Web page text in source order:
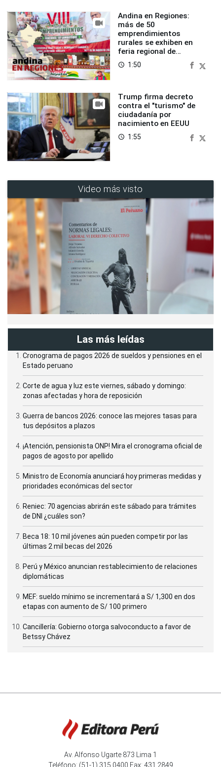
Andina en Regiones:
más de 50
emprendimientos
rurales se exhiben en
feria regional de
Foncodes
access_time 1:50
Trump firma decreto
contra el "turismo" de
ciudadanía por
nacimiento en EEUU
access_time 1:55
Video más visto
Las más leídas
Cronograma de pagos 2026 de sueldos y pensiones en el
Estado peruano
Corte de agua y luz este viernes, sábado y domingo:
zonas afectadas y hora de reposición
Guerra de bancos 2026: conoce las mejores tasas para
tus depósitos a plazos
¡Atención, pensionista ONP! Mira el cronograma oficial de
pagos de agosto por apellido
Ministro de Economía anunciará hoy primeras medidas y
prioridades económicas del sector
Reniec: 70 agencias abrirán este sábado para trámites
de DNI ¿cuáles son?
Beca 18: 10 mil jóvenes aún pueden competir por las
últimas 2 mil becas del 2026
Perú y México anuncian restablecimiento de relaciones
diplomáticas
MEF: sueldo mínimo se incrementará a S/ 1,300 en dos
etapas con aumento de S/ 100 primero
Cancillería: Gobierno otorga salvoconducto a favor de
Betssy Chávez
Av. Alfonso Ugarte 873 Lima 1
Teléfono: (51-1) 315 0400 Fax: 431 2849